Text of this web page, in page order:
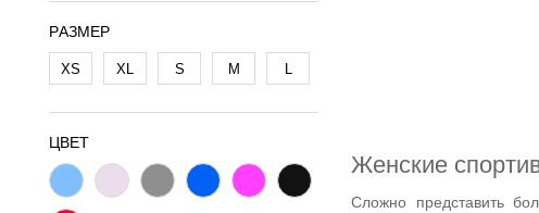
PАЗМЕР
XS XL S M L
ЦВЕТ
Женские
Сложно представить